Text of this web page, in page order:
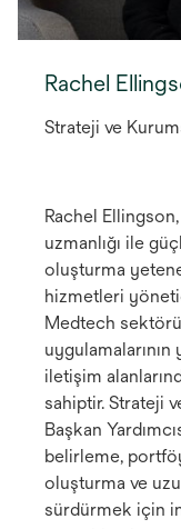
Rachel
Strateji ve
Rachel
uzmanlığı ile
oluşturma
hizmetleri
Medtech
uygulamalarının
iletişim
sahiptir. Strateji
Başkan
belirleme,
oluşturma ve
sürdürmek için